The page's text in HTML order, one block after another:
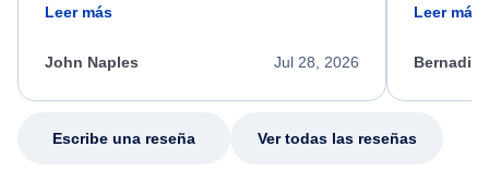
process. She quickly found a solution and
appreciate her excellent service.
Leer más
Jul 28, 2026
John Naples
my issue.
Leer más
Escribe una reseña Ver todas las reseñas